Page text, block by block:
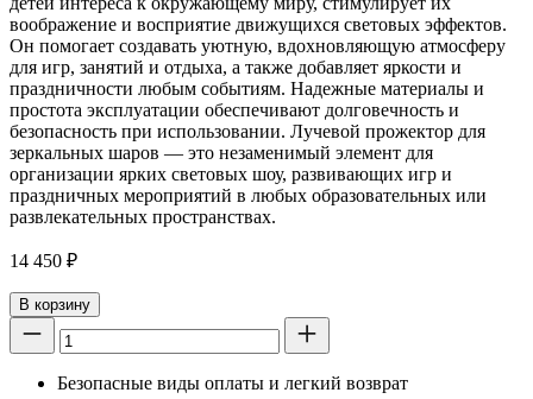
воображение и восприятие движущихся световых эффектов.
Он помогает создавать уютную, вдохновляющую атмосферу
для игр, занятий и отдыха, а также добавляет яркости и
праздничности любым событиям. Надежные материалы и
простота эксплуатации обеспечивают долговечность и
безопасность при использовании. Лучевой прожектор для
зеркальных шаров — это незаменимый элемент для
организации ярких световых шоу, развивающих игр и
праздничных мероприятий в любых образовательных или
развлекательных пространствах.
14 450 ₽
В корзину
Безопасные виды оплаты и легкий возврат